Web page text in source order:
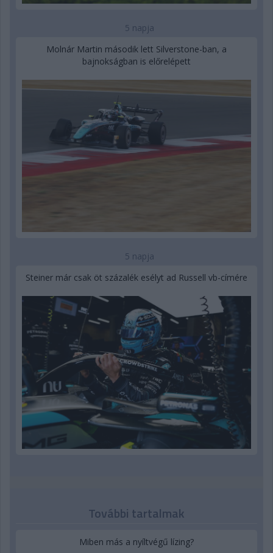
5 napja
Molnár Martin második lett Silverstone-ban, a
bajnokságban is előrelépett
5 napja
Steiner már csak öt százalék esélyt ad Russell vb-címére
További tartalmak
Miben más a nyíltvégű lízing?